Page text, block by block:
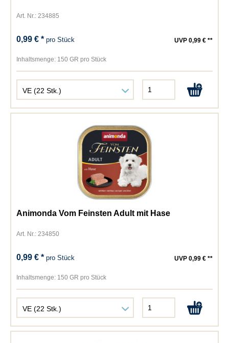
Art. Nr.: 234885
0,99 € *pro Stück UVP 0,99 € **
Inhaltsmenge: 150 GR pro Stück
Animonda Vom Feinsten Adult mit Hase
Art. Nr.: 234850
0,99 € *pro Stück UVP 0,99 € **
Inhaltsmenge: 150 GR pro Stück